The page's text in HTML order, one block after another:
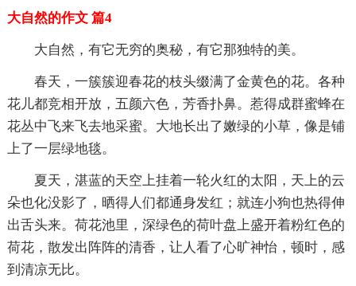
大自然的作文 篇4
大自然，有它无穷的奥秘，有它那独特的美。
春天，一簇簇迎春花的枝头缀满了金黄色的花。各种
花儿都竞相开放，五颜六色，芳香扑鼻。惹得成群蜜蜂在
花丛中飞来飞去地采蜜。大地长出了嫩绿的小草，像是铺
上了一层绿地毯。
夏天，湛蓝的天空上挂着一轮火红的太阳，天上的云
朵也化没影了，晒得人们都通身发红；就连小狗也热得伸
出舌头来。荷花池里，深绿色的荷叶盘上盛开着粉红色的
荷花，散发出阵阵的清香，让人看了心旷神怡，顿时，感
到清凉无比。